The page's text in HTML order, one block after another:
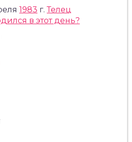
1983 г.Телец
в этот день?